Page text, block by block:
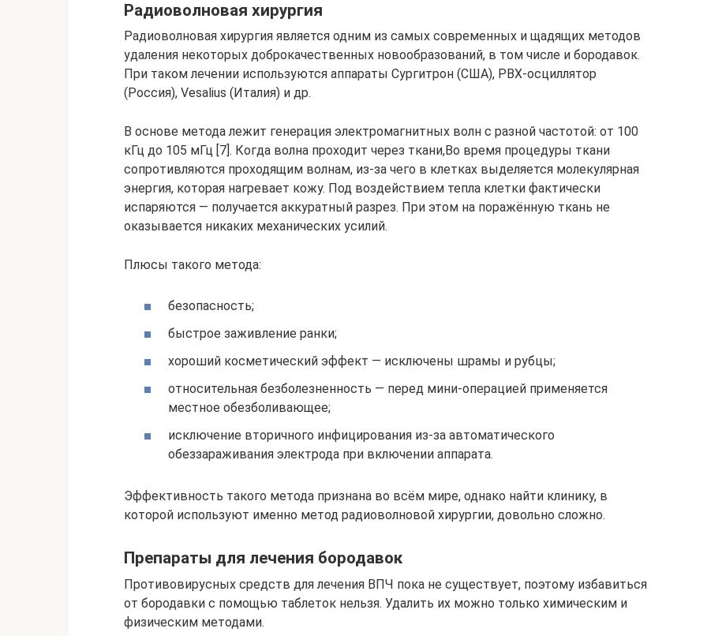
Радиоволновая хирургия
Радиоволновая хирургия является одним из самых современных и щадящих методов
удаления некоторых доброкачественных новообразований, в том числе и бородавок.
При таком лечении используются аппараты Сургитрон (США), РВХ-осциллятор
(Россия), Vesalius (Италия) и др.
В основе метода лежит генерация электромагнитных волн с разной частотой: от 100
кГц до 105 мГц [7]. Когда волна проходит через ткани,Во время процедуры ткани
сопротивляются проходящим волнам, из-за чего в клетках выделяется молекулярная
энергия, которая нагревает кожу. Под воздействием тепла клетки фактически
испаряются — получается аккуратный разрез. При этом на поражённую ткань не
оказывается никаких механических усилий.
Плюсы такого метода:
безопасность;
быстрое заживление ранки;
хороший косметический эффект — исключены шрамы и рубцы;
относительная безболезненность — перед мини-операцией применяется
местное обезболивающее;
исключение вторичного инфицирования из-за автоматического
обеззараживания электрода при включении аппарата.
Эффективность такого метода признана во всём мире, однако найти клинику, в
которой используют именно метод радиоволновой хирургии, довольно сложно.
Препараты для лечения бородавок
Противовирусных средств для лечения ВПЧ пока не существует, поэтому избавиться
от бородавки с помощью таблеток нельзя. Удалить их можно только химическим и
физическим методами.